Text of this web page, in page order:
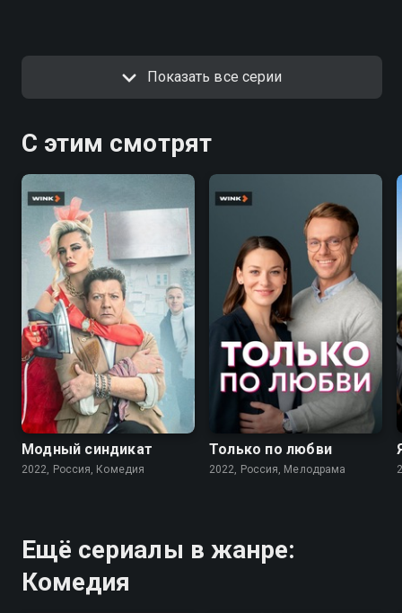
Показать все серии
С этим смотрят
7.6
Модный синдикат
2022, Россия, Комедия
Только по любви
2022, Россия, Мелодрама
Ещё сериалы в жанре:
Комедия